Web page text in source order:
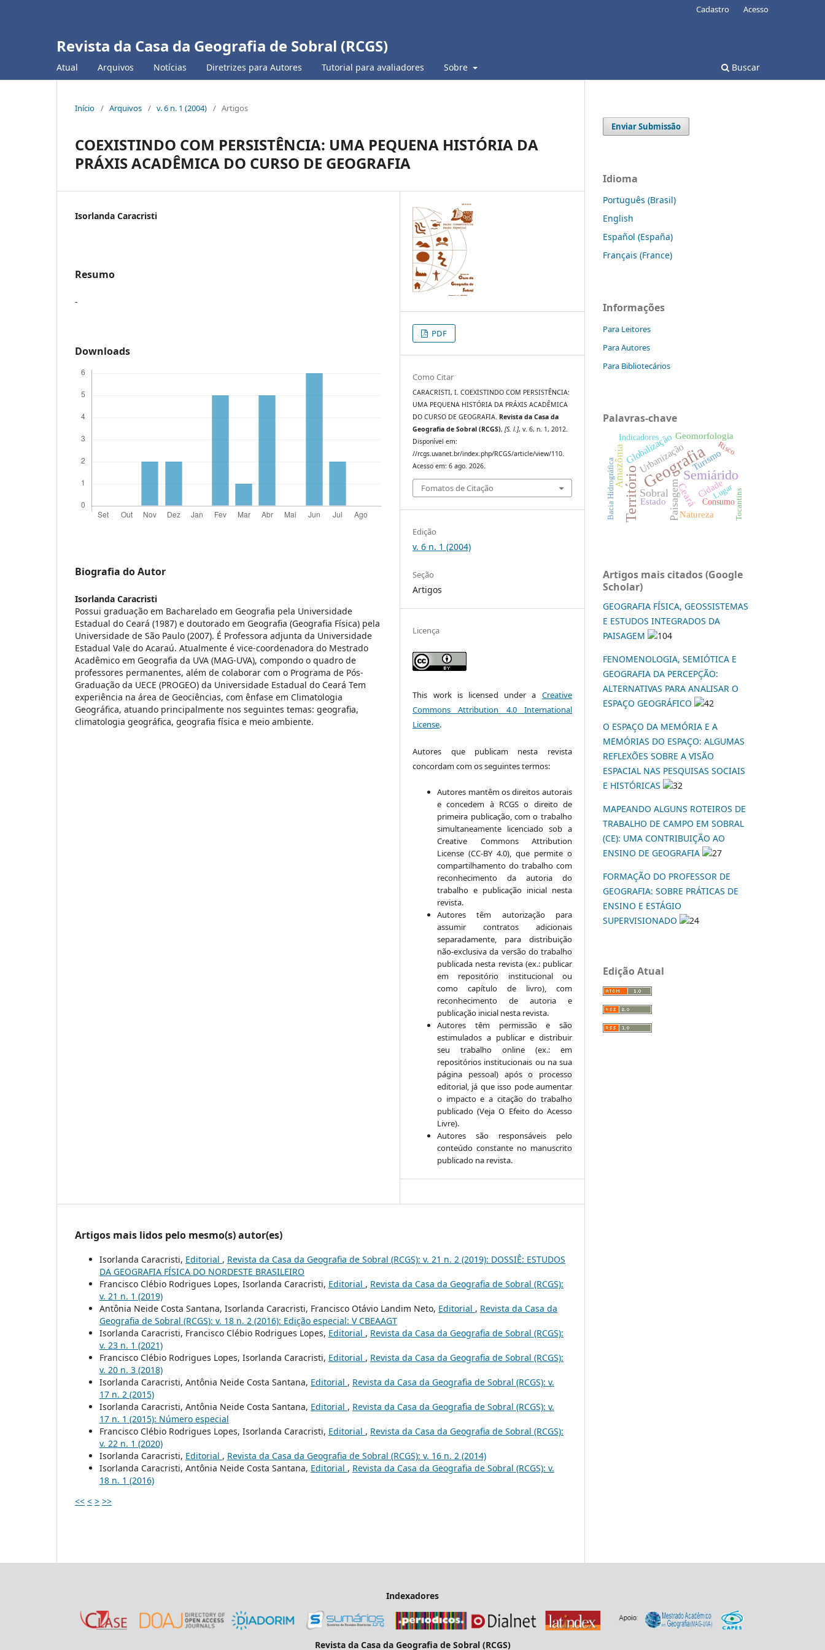
Revista da Casa da Geografia de Sobral (RCGS)
Atual Arquivos Notícias Diretrizes para Autores Tutorial para avaliadores Sobre Buscar
Cadastro Acesso
Início / Arquivos / v. 6 n. 1 (2004) / Artigos
COEXISTINDO COM PERSISTÊNCIA: UMA PEQUENA HISTÓRIA DA
PRÁXIS ACADÊMICA DO CURSO DE GEOGRAFIA
Isorlanda Caracristi
Resumo
-
Downloads
Biografia do Autor
Isorlanda Caracristi
Possui graduação em Bacharelado em Geografia pela Universidade
Estadual do Ceará (1987) e doutorado em Geografia (Geografia Física) pela
Universidade de São Paulo (2007). É Professora adjunta da Universidade
Estadual Vale do Acaraú. Atualmente é vice-coordenadora do Mestrado
Acadêmico em Geografia da UVA (MAG-UVA), compondo o quadro de
professores permanentes, além de colaborar com o Programa de Pós-
Graduação da UECE (PROGEO) da Universidade Estadual do Ceará Tem
experiência na área de Geociências, com ênfase em Climatologia
Geográfica, atuando principalmente nos seguintes temas: geografia,
climatologia geográfica, geografia física e meio ambiente.
PDF
Como Citar
CARACRISTI, I. COEXISTINDO COM PERSISTÊNCIA:
UMA PEQUENA HISTÓRIA DA PRÁXIS ACADÊMICA
DO CURSO DE GEOGRAFIA. Revista da Casa da
Geografia de Sobral (RCGS),[S. l.], v. 6, n. 1, 2012.
Disponível em:
//rcgs.uvanet.br/index.php/RCGS/article/view/110.
Acesso em: 6 ago. 2026.
Fomatos de Citação
Edição
v. 6 n. 1 (2004)
Seção
Artigos
Licença
This work is licensed under a Creative
Commons Attribution 4.0 International
License.
Autores que publicam nesta revista
concordam com os seguintes termos:
Autores mantêm os direitos autorais
e concedem à RCGS o direito de
primeira publicação, com o trabalho
simultaneamente licenciado sob a
Creative Commons Attribution
License (CC-BY 4.0), que permite o
compartilhamento do trabalho com
reconhecimento da autoria do
trabalho e publicação inicial nesta
revista.
Autores têm autorização para
assumir contratos adicionais
separadamente, para distribuição
não-exclusiva da versão do trabalho
publicada nesta revista (ex.: publicar
em repositório institucional ou
como capítulo de livro), com
reconhecimento de autoria e
publicação inicial nesta revista.
Autores têm permissão e são
estimulados a publicar e distribuir
seu trabalho online (ex.: em
repositórios institucionais ou na sua
página pessoal) após o processo
editorial, já que isso pode aumentar
o impacto e a citação do trabalho
publicado (Veja O Efeito do Acesso
Livre).
Autores são responsáveis pelo
conteúdo constante no manuscrito
publicado na revista.
Artigos mais lidos pelo mesmo(s) autor(es)
Isorlanda Caracristi, Editorial , Revista da Casa da Geografia de Sobral (RCGS): v. 21 n. 2 (2019): DOSSIÊ: ESTUDOS
DA GEOGRAFIA FÍSICA DO NORDESTE BRASILEIRO
Francisco Clébio Rodrigues Lopes, Isorlanda Caracristi, Editorial , Revista da Casa da Geografia de Sobral (RCGS):
v. 21 n. 1 (2019)
Antônia Neide Costa Santana, Isorlanda Caracristi, Francisco Otávio Landim Neto, Editorial , Revista da Casa da
Geografia de Sobral (RCGS): v. 18 n. 2 (2016): Edição especial: V CBEAAGT
Isorlanda Caracristi, Francisco Clébio Rodrigues Lopes, Editorial , Revista da Casa da Geografia de Sobral (RCGS):
v. 23 n. 1 (2021)
Francisco Clébio Rodrigues Lopes, Isorlanda Caracristi, Editorial , Revista da Casa da Geografia de Sobral (RCGS):
v. 20 n. 3 (2018)
Isorlanda Caracristi, Antônia Neide Costa Santana, Editorial , Revista da Casa da Geografia de Sobral (RCGS): v.
17 n. 2 (2015)
Isorlanda Caracristi, Antônia Neide Costa Santana, Editorial , Revista da Casa da Geografia de Sobral (RCGS): v.
17 n. 1 (2015): Número especial
Francisco Clébio Rodrigues Lopes, Isorlanda Caracristi, Editorial , Revista da Casa da Geografia de Sobral (RCGS):
v. 22 n. 1 (2020)
Isorlanda Caracristi, Editorial , Revista da Casa da Geografia de Sobral (RCGS): v. 16 n. 2 (2014)
Isorlanda Caracristi, Antônia Neide Costa Santana, Editorial , Revista da Casa da Geografia de Sobral (RCGS): v.
18 n. 1 (2016)
<< < > >>
Enviar Submissão
Idioma
Português (Brasil)
English
Español (España)
Français (France)
Informações
Para Leitores
Para Autores
Para Bibliotecários
Palavras-chave
Geografia
Território Semiárido
SobralPaisagemCeará
AmazôniaGlobalização
Urbanização
Geomorfologia
Turismo
Cidade
Natureza
Estado Consumo
Indicadores
Lugar
Bacia Hidrográfica Tocantins
Risco
Artigos mais citados (Google
Scholar)
GEOGRAFIA FÍSICA, GEOSSISTEMAS
E ESTUDOS INTEGRADOS DA
PAISAGEM
104
FENOMENOLOGIA, SEMIÓTICA E
GEOGRAFIA DA PERCEPÇÃO:
ALTERNATIVAS PARA ANALISAR O
ESPAÇO GEOGRÁFICO
42
O ESPAÇO DA MEMÓRIA E A
MEMÓRIAS DO ESPAÇO: ALGUMAS
REFLEXÕES SOBRE A VISÃO
ESPACIAL NAS PESQUISAS SOCIAIS
E HISTÓRICAS
32
MAPEANDO ALGUNS ROTEIROS DE
TRABALHO DE CAMPO EM SOBRAL
(CE): UMA CONTRIBUIÇÃO AO
ENSINO DE GEOGRAFIA
27
FORMAÇÃO DO PROFESSOR DE
GEOGRAFIA: SOBRE PRÁTICAS DE
ENSINO E ESTÁGIO
SUPERVISIONADO
24
Edição Atual
Indexadores
Revista da Casa da Geografia de Sobral (RCGS)